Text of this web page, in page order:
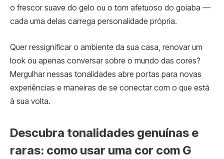
o frescor suave do gelo ou o tom afetuoso do goiaba —
cada uma delas carrega personalidade própria.
Quer ressignificar o ambiente da sua casa, renovar um
look ou apenas conversar sobre o mundo das cores?
Mergulhar nessas tonalidades abre portas para novas
experiências e maneiras de se conectar com o que está
à sua volta.
Descubra tonalidades genuínas e
raras: como usar uma cor com G